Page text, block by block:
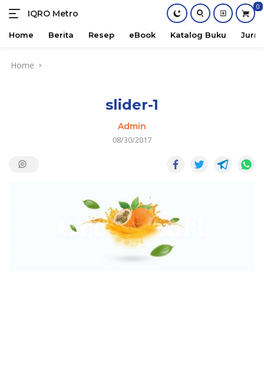
IQRO Metro
Lets
Bright
0
Home Berita Resep eBook Katalog Buku
Home
slider-1
Admin
08/30/2017